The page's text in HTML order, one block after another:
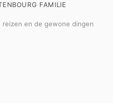
FAMILIE
en de gewone dingen